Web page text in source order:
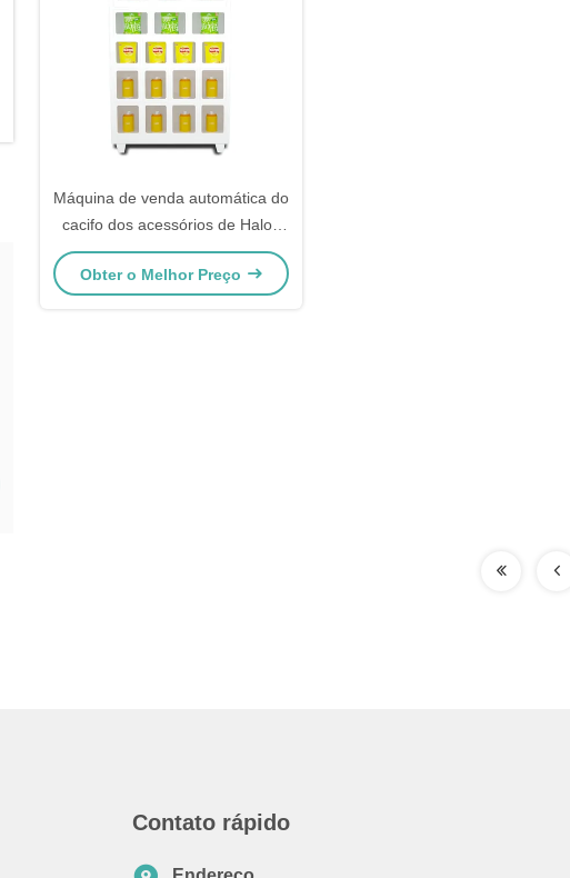
Máquina de venda automática do
cacifo dos acessórios de Haloo
para petiscos e vinho
Obter o Melhor Preço
Contato rápido